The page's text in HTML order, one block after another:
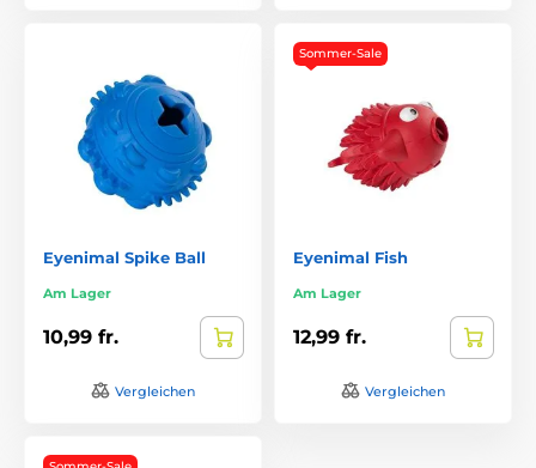
Eyenimal Spike Ball
Am Lager
10,99 fr.
Vergleichen
Sommer-Sale
Eyenimal Fish
Am Lager
12,99 fr.
Vergleichen